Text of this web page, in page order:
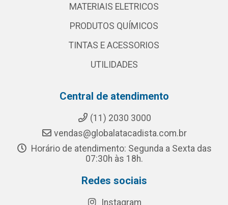
MATERIAIS ELETRICOS
PRODUTOS QUÍMICOS
TINTAS E ACESSORIOS
UTILIDADES
Central de atendimento
(11) 2030 3000
vendas@globalatacadista.com.br
Horário de atendimento: Segunda a Sexta das
07:30h às 18h.
Redes sociais
Instagram